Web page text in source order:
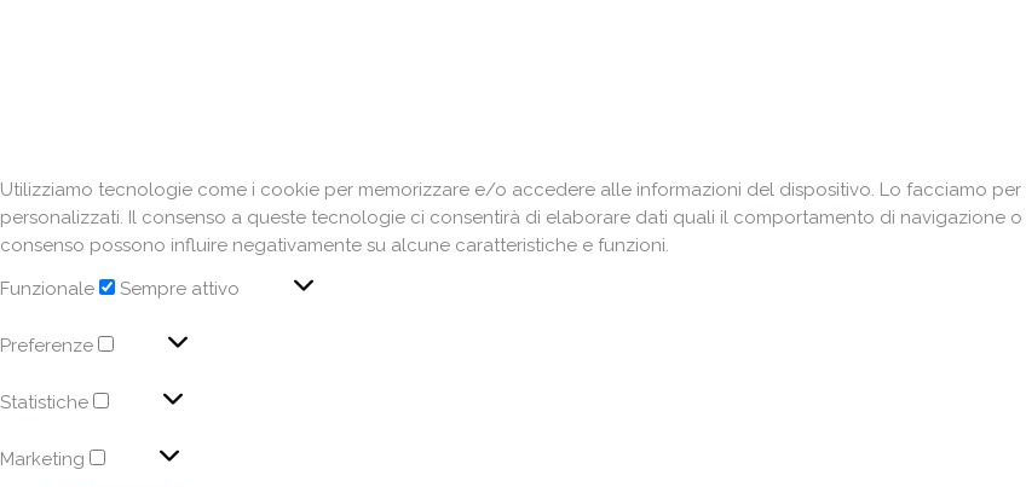
Utilizziamo tecnologie come i cookie per memorizzare e/o accedere alle informazioni del dispositivo. Lo facciamo
personalizzati. Il consenso a queste tecnologie ci consentirà di elaborare dati quali il comportamento di navigazione
consenso possono influire negativamente su alcune caratteristiche e funzioni.
Funzionale
Sempre attivo
Preferenze
Statistiche
Marketing